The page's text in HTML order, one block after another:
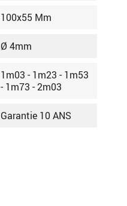
100x55 Mm
Ø 4mm
1m03 - 1m23 - 1m53
- 1m73 - 2m03
Garantie 10 ANS